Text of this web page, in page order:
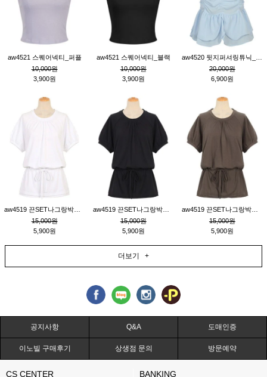
aw4521 스퀘어넥티_퍼플
10,000원
3,900원
aw4521 스퀘어넥티_블랙
10,000원
3,900원
20,000원
6,900원
15,000원
5,900원
15,000원
5,900원
15,000원
5,900원
더보기 +
공지사항 Q&A 도매인증
이노빌 구매후기 상생점 문의 방문예약
CS CENTER BANKING